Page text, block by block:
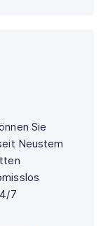
Sie
Neustem
7